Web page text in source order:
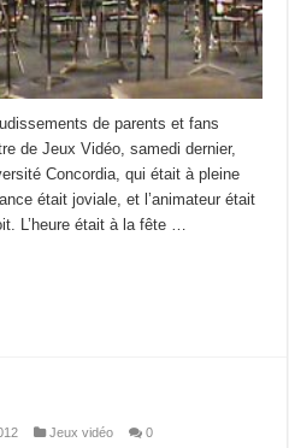
de parents et fans
de Jeux Vidéo, samedi dernier,
Concordia, qui était à pleine
était joviale, et l’animateur était
L’heure était à la fête …
Jeux vidéo 0